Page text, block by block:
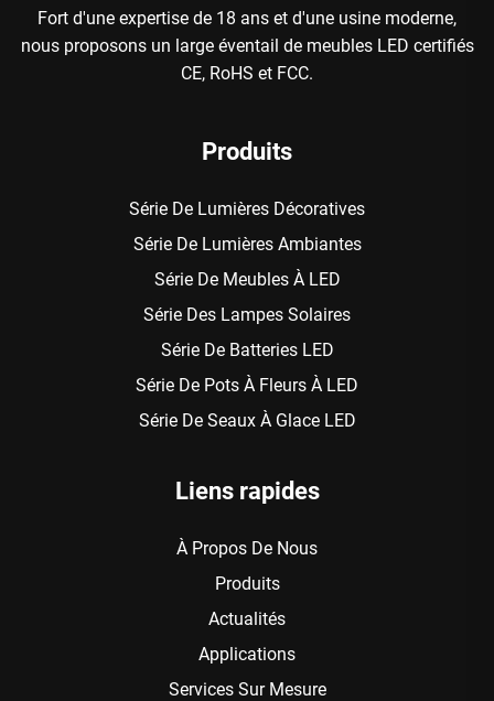
Fort d'une expertise de 18 ans et d'une usine moderne,
nous proposons un large éventail de meubles LED certifiés
CE, RoHS et FCC.
Produits
Série De Lumières Décoratives
Série De Lumières Ambiantes
Série De Meubles À LED
Série Des Lampes Solaires
Série De Batteries LED
Série De Pots À Fleurs À LED
Série De Seaux À Glace LED
Liens rapides
À Propos De Nous
Produits
Actualités
Applications
Services Sur Mesure